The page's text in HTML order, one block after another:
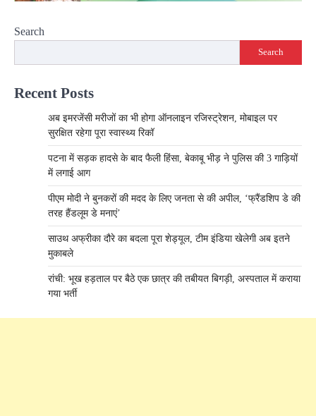
Search
Search
Recent Posts
अब इमरजेंसी मरीजों का भी होगा ऑनलाइन रजिस्ट्रेशन, मोबाइल पर
सुरक्षित रहेगा पूरा स्वास्थ्य रिकॉ
पटना में सड़क हादसे के बाद फैली हिंसा, बेकाबू भीड़ ने पुलिस की 3 गाड़ियों
में लगाई आग
पीएम मोदी ने बुनकरों की मदद के लिए जनता से की अपील, ‘फ्रैंडशिप डे की
तरह हैंडलूम डे मनाएं’
साउथ अफ्रीका दौरे का बदला पूरा शेड्यूल, टीम इंडिया खेलेगी अब इतने
मुकाबले
रांची: भूख हड़ताल पर बैठे एक छात्र की तबीयत बिगड़ी, अस्पताल में कराया
गया भर्ती